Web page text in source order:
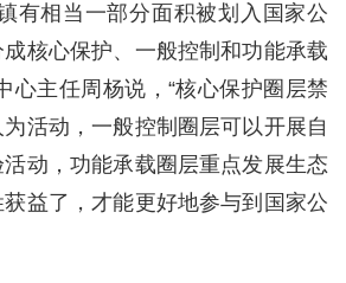
有相当一部分面积被划入国家公
核心保护、一般控制和功能承载
心主任周杨说，“核心保护圈层禁
活动，一般控制圈层可以开展自
动，功能承载圈层重点发展生态
益了，才能更好地参与到国家公